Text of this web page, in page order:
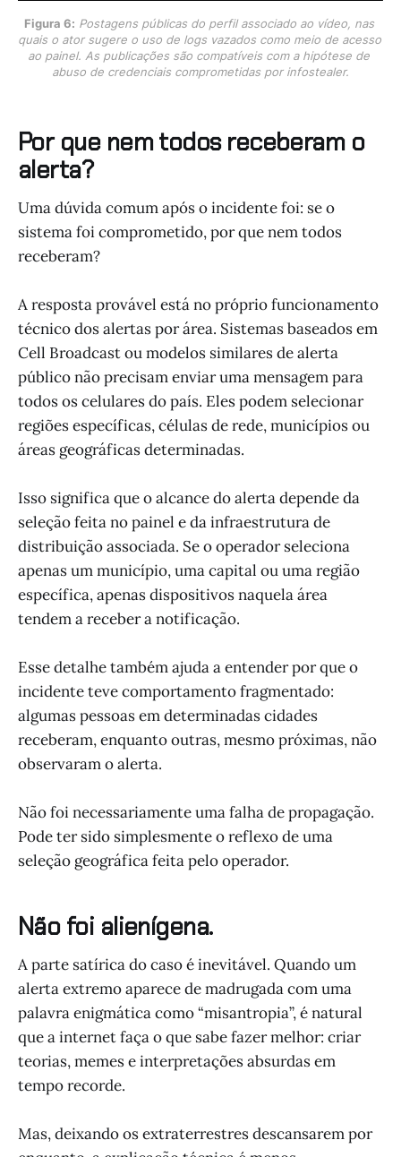
Figura 6: Postagens públicas do perfil associado ao vídeo, nas
quais o ator sugere o uso de logs vazados como meio de acesso
ao painel. As publicações são compatíveis com a hipótese de
abuso de credenciais comprometidas por infostealer.
Por que nem todos receberam o
alerta?
Uma dúvida comum após o incidente foi: se o
sistema foi comprometido, por que nem todos
receberam?
A resposta provável está no próprio funcionamento
técnico dos alertas por área. Sistemas baseados em
Cell Broadcast ou modelos similares de alerta
público não precisam enviar uma mensagem para
todos os celulares do país. Eles podem selecionar
regiões específicas, células de rede, municípios ou
áreas geográficas determinadas.
Isso significa que o alcance do alerta depende da
seleção feita no painel e da infraestrutura de
distribuição associada. Se o operador seleciona
apenas um município, uma capital ou uma região
específica, apenas dispositivos naquela área
tendem a receber a notificação.
Esse detalhe também ajuda a entender por que o
incidente teve comportamento fragmentado:
algumas pessoas em determinadas cidades
receberam, enquanto outras, mesmo próximas, não
observaram o alerta.
Não foi necessariamente uma falha de propagação.
Pode ter sido simplesmente o reflexo de uma
seleção geográfica feita pelo operador.
Não foi alienígena.
A parte satírica do caso é inevitável. Quando um
alerta extremo aparece de madrugada com uma
palavra enigmática como “misantropia”, é natural
que a internet faça o que sabe fazer melhor: criar
teorias, memes e interpretações absurdas em
tempo recorde.
Mas, deixando os extraterrestres descansarem por